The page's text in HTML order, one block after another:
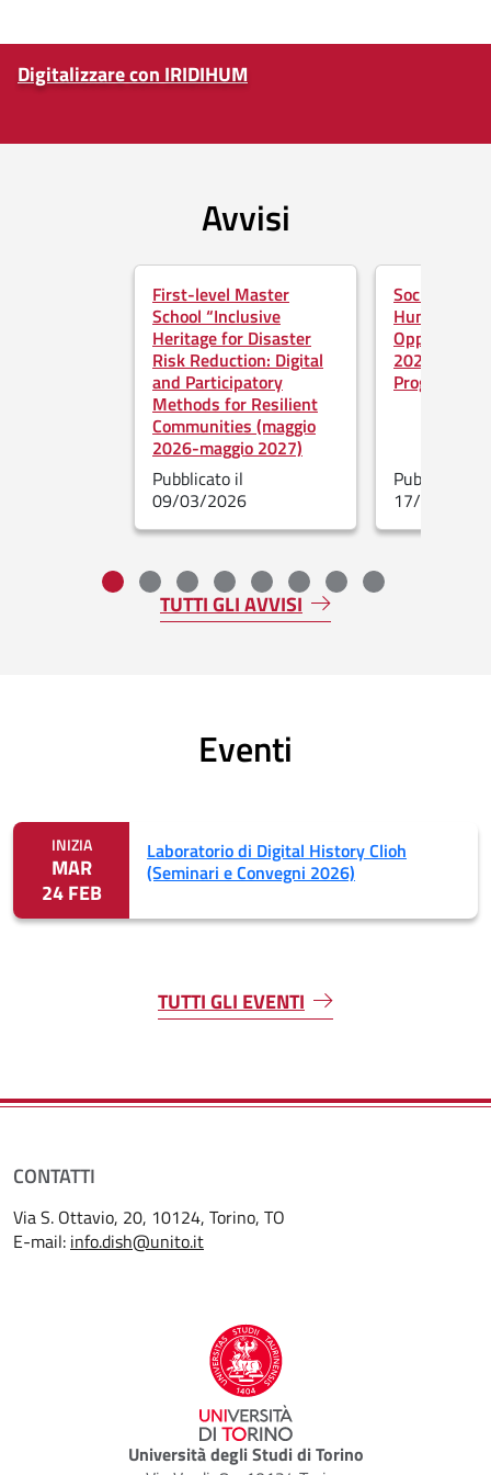
Digitalizzare con IRIDIHUM
Avvisi
First-level Master
School “Inclusive
Heritage for Disaster
Risk Reduction: Digital
and Participatory
Methods for Resilient
Communities (maggio
2026-maggio 2027)
Pubblicato il
09/03/2026
Social
Humanities
2026–2027
Programme
Pubblicato il
17/02/2026
TUTTI GLI AVVISI
Eventi
INIZIA
MAR
24 FEB
Laboratorio di Digital History Clioh
(Seminari e Convegni 2026)
TUTTI GLI EVENTI
CONTATTI
Via S. Ottavio, 20, 10124, Torino, TO
E-mail: info.dish@unito.it
Università degli Studi di Torino